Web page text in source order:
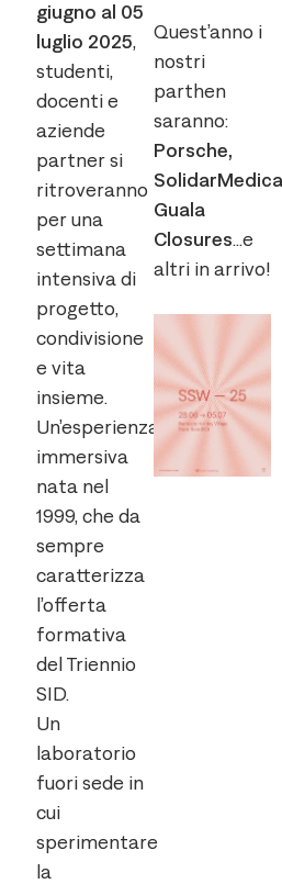
giugno al 05
luglio 2025,
studenti,
docenti e
aziende
partner si
ritroveranno
per una
settimana
intensiva di
progetto,
condivisione
e vita
insieme.
Un’esperienza
immersiva
nata nel
1999, che da
sempre
caratterizza
l’offerta
formativa
del Triennio
SID.
Un
laboratorio
fuori sede in
cui
sperimentare
la
Quest’anno i
nostri
parthen
saranno:
Porsche,
Guala
Closures…e
altri in arrivo!